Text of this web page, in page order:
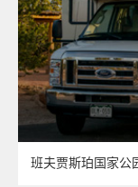
班夫贾斯珀国家公